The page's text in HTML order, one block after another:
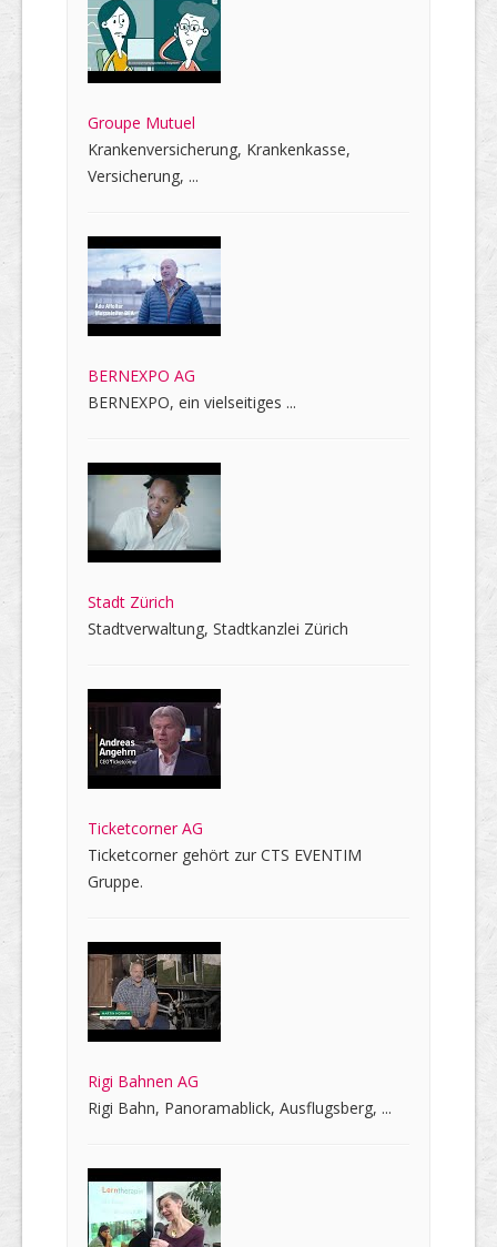
Groupe Mutuel
Krankenversicherung, Krankenkasse,
Versicherung, ...
BERNEXPO AG
BERNEXPO, ein vielseitiges ...
Stadt Zürich
Stadtverwaltung, Stadtkanzlei Zürich
Ticketcorner AG
Ticketcorner gehört zur CTS EVENTIM
Gruppe.
Rigi Bahnen AG
Rigi Bahn, Panoramablick, Ausflugsberg, ...